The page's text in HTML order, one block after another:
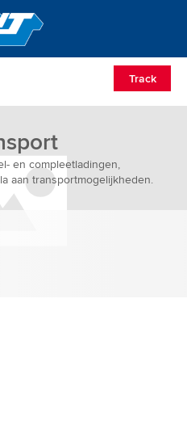
Track
en compleetladingen,
aan transportmogelijkheden.